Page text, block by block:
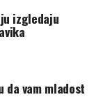
izgledaju
da vam mladost